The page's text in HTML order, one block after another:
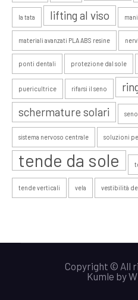
la tata lifting al viso
materiali avanzati PLA ABS resine nervi
ponti dentali protezione dal sole
puericultrice rifarsi il seno
schermature solari
seno
sistema nervoso centrale soluzioni
tende da sole
tende verticali vela vestibilità
Copyright © All
Kumle by